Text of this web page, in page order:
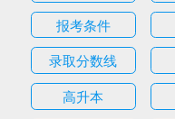
报考条件
录取分数线
高升本